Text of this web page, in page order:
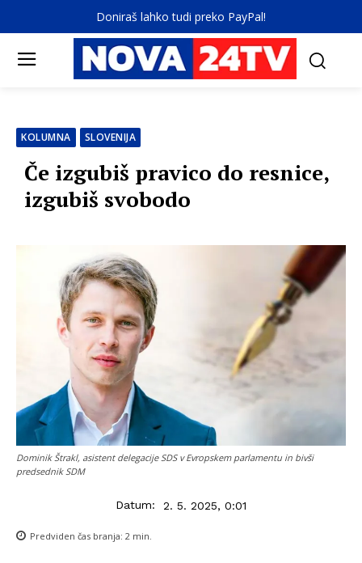
Doniraš lahko tudi preko PayPal!
KOLUMNA SLOVENIJA
Če izgubiš pravico do resnice,
izgubiš svobodo
Dominik Štrakl, asistent delegacije SDS v Evropskem parlamentu in bivši
predsednik SDM
Datum: 2. 5. 2025, 0:01
Predviden čas branja: 2 min.